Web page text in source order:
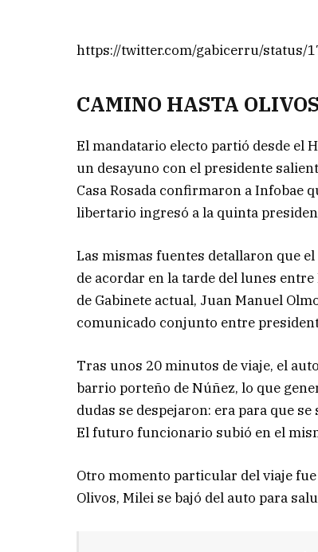
https://twitter.com/gabicerru/status/
CAMINO HASTA OLIVOS
El mandatario electo partió desde el
un desayuno con el presidente
Casa Rosada confirmaron a Infobae
libertario ingresó a la quinta
Las mismas fuentes detallaron que
de acordar en la tarde del lunes
de Gabinete actual, Juan Manuel
comunicado conjunto entre
Tras unos 20 minutos de viaje, el
barrio porteño de Núñez, lo que
dudas se despejaron: era para que
El futuro funcionario subió en el
Otro momento particular del viaje
Olivos, Milei se bajó del auto para